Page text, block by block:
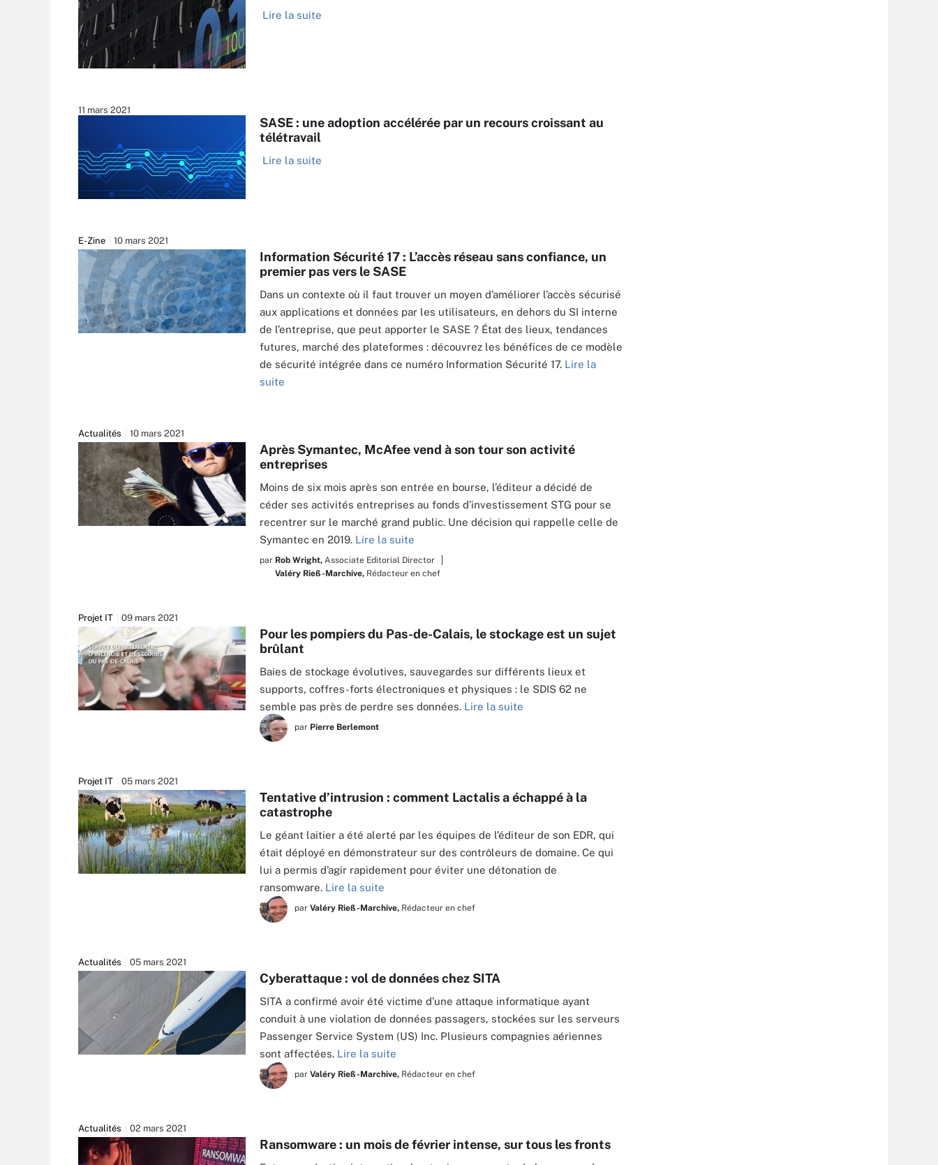
Lire la suite
11 mars 2021
SASE : une adoption accélérée par un recours croissant au
télétravail
Lire la suite
E-Zine 10 mars 2021
Information Sécurité 17 : L’accès réseau sans confiance, un
premier pas vers le SASE
Dans un contexte où il faut trouver un moyen d’améliorer l’accès sécurisé
aux applications et données par les utilisateurs, en dehors du SI interne
de l’entreprise, que peut apporter le SASE ? État des lieux, tendances
futures, marché des plateformes : découvrez les bénéfices de ce modèle
de sécurité intégrée dans ce numéro Information Sécurité 17. Lire la
suite
Actualités 10 mars 2021
Après Symantec, McAfee vend à son tour son activité
entreprises
Moins de six mois après son entrée en bourse, l’éditeur a décidé de
céder ses activités entreprises au fonds d’investissement STG pour se
recentrer sur le marché grand public. Une décision qui rappelle celle de
Symantec en 2019. Lire la suite
par Rob Wright, Associate Editorial Director
Valéry Rieß-Marchive, Rédacteur en chef
Projet IT 09 mars 2021
Pour les pompiers du Pas-de-Calais, le stockage est un sujet
brûlant
Baies de stockage évolutives, sauvegardes sur différents lieux et
supports, coffres-forts électroniques et physiques : le SDIS 62 ne
semble pas près de perdre ses données. Lire la suite
par Pierre Berlemont
Projet IT 05 mars 2021
Tentative d’intrusion : comment Lactalis a échappé à la
catastrophe
Le géant laitier a été alerté par les équipes de l’éditeur de son EDR, qui
était déployé en démonstrateur sur des contrôleurs de domaine. Ce qui
lui a permis d’agir rapidement pour éviter une détonation de
ransomware. Lire la suite
par Valéry Rieß-Marchive, Rédacteur en chef
Actualités 05 mars 2021
Cyberattaque : vol de données chez SITA
SITA a confirmé avoir été victime d’une attaque informatique ayant
conduit à une violation de données passagers, stockées sur les serveurs
Passenger Service System (US) Inc. Plusieurs compagnies aériennes
sont affectées. Lire la suite
par Valéry Rieß-Marchive, Rédacteur en chef
Actualités 02 mars 2021
Ransomware : un mois de février intense, sur tous les fronts